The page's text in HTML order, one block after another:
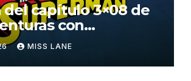
del capítulo 3×08 de
con
MISS LANE